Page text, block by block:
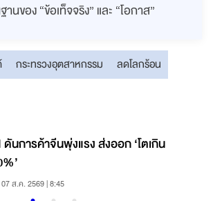
ของ “ข้อเท็จจริง” และ “โอกาส”
กระทรวงอุตสาหกรรม
ลดโลกร้อน
ดันการค้าจีนพุ่งแรง ส่งออก ‘โตเกิน
07 ส.ค. 2569 | 8:45